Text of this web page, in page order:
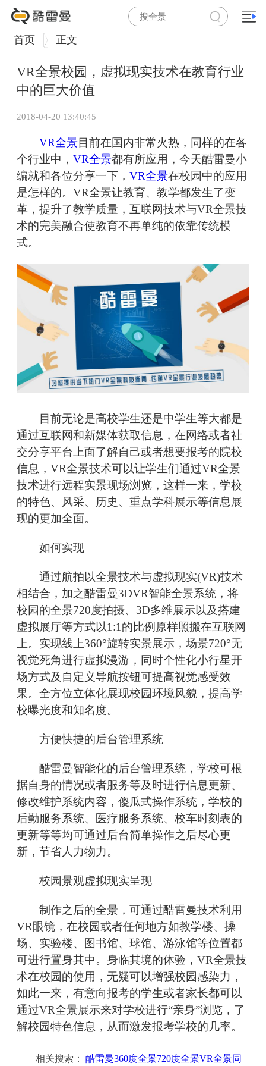
首页 正文
VR全景校园，虚拟现实技术在教育行业
中的巨大价值
2018-04-20 13:40:45
VR全景目前在国内非常火热，同样的在各
个行业中， VR全景都有所应用，今天酷雷曼小
编就和各位分享一下， VR全景在校园中的应用
是怎样的。VR全景让教育、教学都发生了变
革，提升了教学质量，互联网技术与VR全景技
术的完美融合使教育不再单纯的依靠传统模
式。
目前无论是高校学生还是中学生等大都是
通过互联网和新媒体获取信息，在网络或者社
交分享平台上面了解自己或者想要报考的院校
信息，VR全景技术可以让学生们通过VR全景
技术进行远程实景现场浏览，这样一来，学校
的特色、风采、历史、重点学科展示等信息展
现的更加全面。
如何实现
通过航拍以全景技术与虚拟现实(VR)技术
相结合，加之酷雷曼3DVR智能全景系统，将
校园的全景720度拍摄、3D多维展示以及搭建
虚拟展厅等方式以1:1的比例原样照搬在互联网
上。实现线上360°旋转实景展示，场景720°无
视觉死角进行虚拟漫游，同时个性化小行星开
场方式及自定义导航按钮可提高视觉感受效
果。全方位立体化展现校园环境风貌，提高学
校曝光度和知名度。
方便快捷的后台管理系统
酷雷曼智能化的后台管理系统，学校可根
据自身的情况或者服务等及时进行信息更新、
修改维护系统内容，傻瓜式操作系统，学校的
后勤服务系统、医疗服务系统、校车时刻表的
更新等等均可通过后台简单操作之后尽心更
新，节省人力物力。
校园景观虚拟现实呈现
制作之后的全景，可通过酷雷曼技术利用
VR眼镜，在校园或者任何地方如教学楼、操
场、实验楼、图书馆、球馆、游泳馆等位置都
可进行置身其中。身临其境的体验，VR全景技
术在校园的使用，无疑可以增强校园感染力，
如此一来，有意向报考的学生或者家长都可以
通过VR全景展示来对学校进行“亲身”浏览，了
解校园特色信息，从而激发报考学校的几率。
相关搜索： 酷雷曼360度全景720度全景VR全景同